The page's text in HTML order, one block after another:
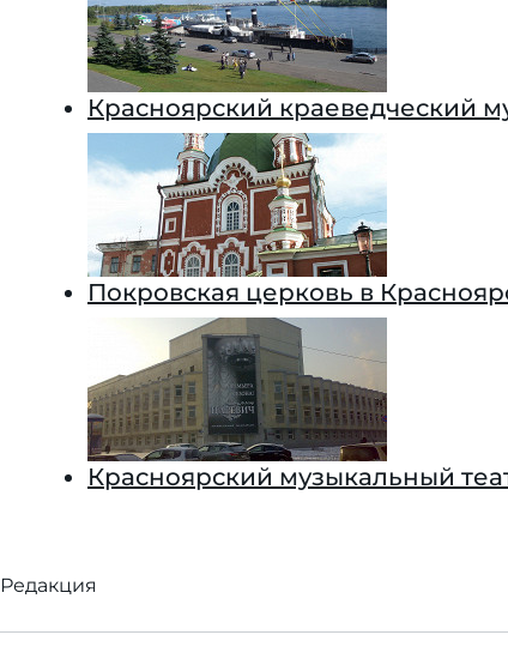
Красноярский краеведческий
Покровская церковь в
Красноярский музыкальный
Редакция